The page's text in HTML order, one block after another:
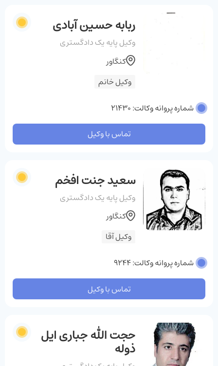
ربابه حسین آبادی
وکیل پایه یک دادگستری
وکیل خانم
کنگاور
شماره پروانه وکالت: 21430
تماس با وکیل
سعید جنت افخم
وکیل پایه یک دادگستری
وکیل آقا
کنگاور
شماره پروانه وکالت: 9244
تماس با وکیل
حجت الله جباری ایل
ذوله